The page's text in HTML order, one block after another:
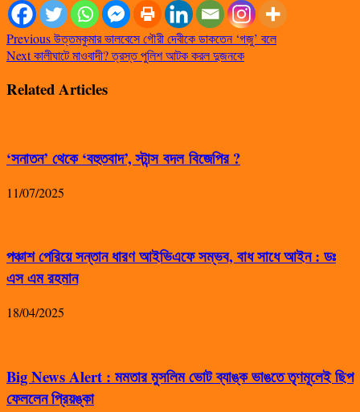
Previousউত্তমকুমার ভালবেসে গৌরী দেবীকে ডাকতেন ‘গজু’ বলে
Nextকালীঘাটে মাওবাদী? ত্রস্ত পুলিশ আটক করল দুজনকে
Related Articles
‘সনাতন’ থেকে ‘বহুতবাদ’, স্টান্স বদল বিজেপির ?
11/07/2025
পঞ্চাশ পেরিয়ে সন্তান ধারণ আইভিএফে সম্ভব, বাধ সাধে আইন : ডঃ
এস এম রহমান
18/04/2025
Big News Alert : মমতার মুসলিম ভোট ব্যাঙ্ক ভাঙতে তৃণমূলেই ছিপ
ফেললেন প্রিয়ঙ্কা